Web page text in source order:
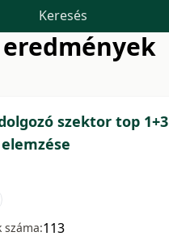
Keresés
szektor top 1+3
száma:113